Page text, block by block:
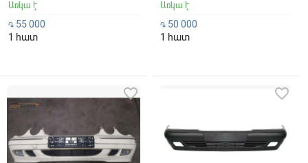
Առկա է
֏ 55 000
1 հատ
Առկա է
֏50 000
1 հատ
favorite_border favorite_border